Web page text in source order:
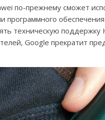
по-прежнему сможет
программного
техническую
Google прекратит